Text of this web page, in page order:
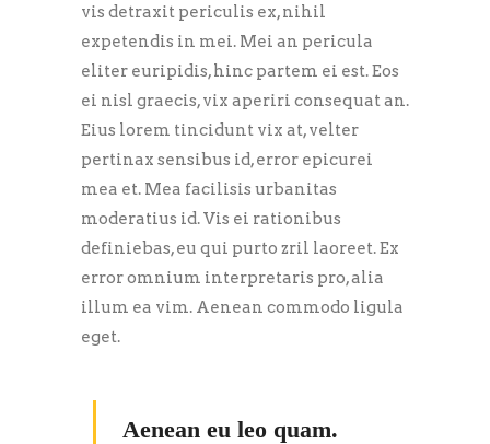
vis detraxit periculis ex, nihil
expetendis in mei. Mei an pericula
eliter euripidis, hinc partem ei est. Eos
ei nisl graecis, vix aperiri consequat an.
Eius lorem tincidunt vix at, velter
pertinax sensibus id, error epicurei
mea et. Mea facilisis urbanitas
moderatius id. Vis ei rationibus
definiebas, eu qui purto zril laoreet. Ex
error omnium interpretaris pro, alia
illum ea vim. Aenean commodo ligula
eget.
Aenean eu leo quam.